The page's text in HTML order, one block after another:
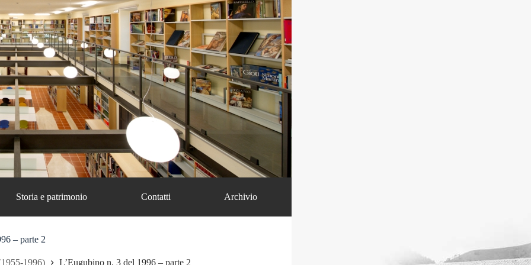
Storia e patrimonio Contatti Archivio
– parte 2
1996) L’Eugubino n. 3 del 1996 – parte 2